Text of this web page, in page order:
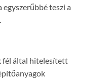
teszi a
fél által hitelesített